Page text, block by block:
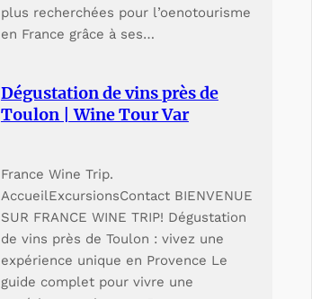
plus recherchées pour l’oenotourisme
en France grâce à ses…
Dégustation de vins près de
Toulon | Wine Tour Var
France Wine Trip.
AccueilExcursionsContact BIENVENUE
SUR FRANCE WINE TRIP! Dégustation
de vins près de Toulon : vivez une
expérience unique en Provence Le
guide complet pour vivre une